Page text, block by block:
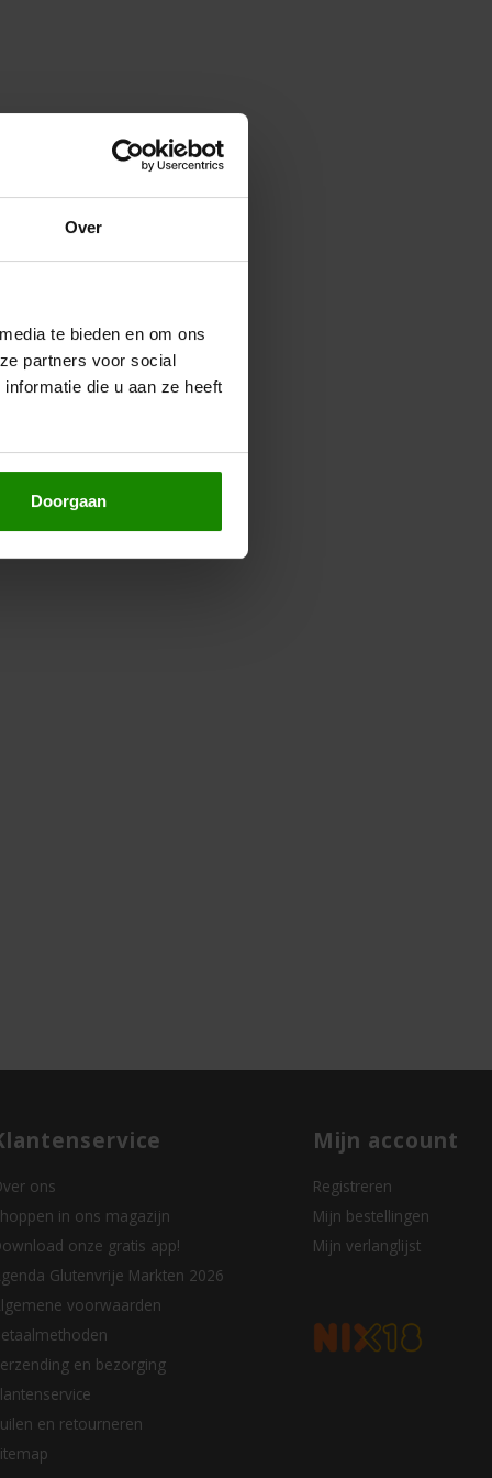
Over
te bieden en om ons
partners voor social
die u aan ze heeft
Doorgaan
ons
in ons magazijn
onze gratis app!
Glutenvrije Markten 2026
voorwaarden
en bezorging
en retourneren
Mijn account
Registreren
Mijn bestellingen
Mijn verlanglijst